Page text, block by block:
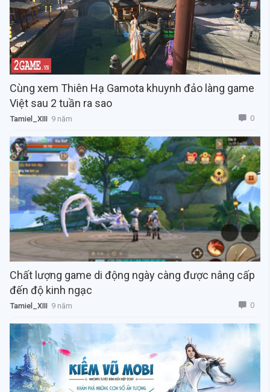
Cùng xem Thiên Hạ Gamota khuynh đảo làng game
Việt sau 2 tuần ra sao
Tamiel_XIII 9 năm 0
Chất lượng game di động ngày càng được nâng cấp
đến độ kinh ngạc
Tamiel_XIII 9 năm 0